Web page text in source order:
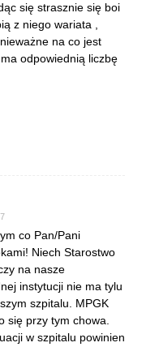
się strasznie się boi
z niego wariata ,
na co jest
odpowiednią liczbę
co Pan/Pani
Niech Starostwo
na nasze
instytucji nie ma tylu
szpitalu. MPGK
się przy tym chowa.
w szpitalu powinien